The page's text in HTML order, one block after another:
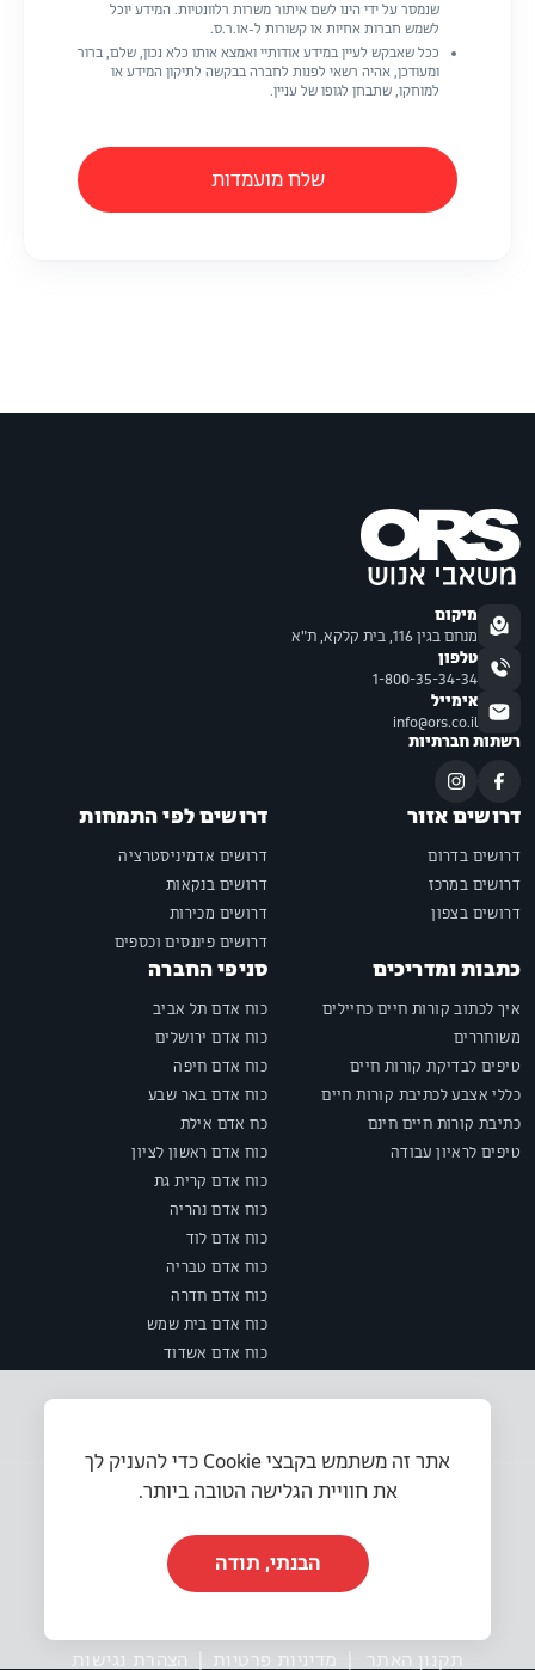
שנמסר על ידי הינו לשם איתור משרות רלוונטיות. המידע יוכל
לשמש חברות אחיות או קשורות ל-או.ר.ס.
ככל שאבקש לעיין במידע אודותיי ואמצא אותו כלא נכון, שלם, ברור
ומעודכן, אהיה רשאי לפנות לחברה בבקשה לתיקון המידע או
למוחקו, שתבחן לגופו של עניין.
שלח מועמדות
מיקום
מנחם בגין 116, בית קלקא, ת"א
טלפון
1-800-35-34-34
אימייל
info@ors.co.il
רשתות חברתיות
דרושים אזור
דרושים בדרום
דרושים במרכז
דרושים בצפון
דרושים לפי התמחות
דרושים אדמיניסטרציה
דרושים בנקאות
דרושים מכירות
דרושים פיננסים וכספים
כתבות ומדריכים
איך לכתוב קורות חיים כחיילים
משוחררים
טיפים לבדיקת קורות חיים
כללי אצבע לכתיבת קורות חיים
כתיבת קורות חיים חינם
טיפים לראיון עבודה
סניפי החברה
כוח אדם תל אביב
כוח אדם ירושלים
כוח אדם חיפה
כוח אדם באר שבע
כח אדם אילת
כוח אדם ראשון לציון
כוח אדם קרית גת
כוח אדם נהריה
כוח אדם לוד
כוח אדם טבריה
כוח אדם חדרה
כוח אדם בית שמש
כוח אדם אשדוד
תקנון האתר מדיניות פרטיות הצהרת נגישות
אתר זה משתמש בקבצי Cookie כדי להעניק לך
את חוויית הגלישה הטובה ביותר.
הבנתי, תודה